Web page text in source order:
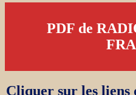
PDF de
Cliquer sur les liens